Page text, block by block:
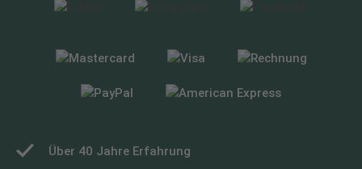
Über 40 Jahre Erfahrung